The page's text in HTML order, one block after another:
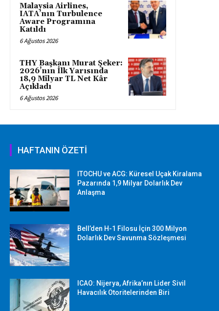
Malaysia Airlines,
IATA’nın Turbulence
Aware Programına
Katıldı
6 Ağustos 2026
THY Başkanı Murat Şeker:
2026’nın İlk Yarısında
18,9 Milyar TL Net Kâr
Açıkladı
6 Ağustos 2026
HAFTANIN ÖZETİ
ITOCHU ve ACG: Küresel Uçak Kiralama
Pazarında 1,9 Milyar Dolarlık Dev
Anlaşma
Bell’den H-1 Filosu İçin 300 Milyon
Dolarlık Dev Savunma Sözleşmesi
ICAO: Nijerya, Afrika’nın Lider Sivil
Havacılık Otoritelerinden Biri